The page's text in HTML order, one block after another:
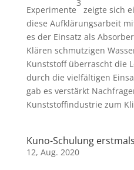
Experimente
3
zeigte sich
diese Aufklärungsarbeit
es der Einsatz als
Klären schmutzigen
Kunststoff überrascht die
durch die vielfältigen
gab es verstärkt
Kunststoffindustrie zum
Kuno-Schulung
12, Aug. 2020